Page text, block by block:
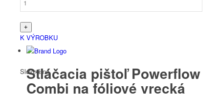
Slovenčina
Slovinčina
K VÝROBKU
Stláčacia pištoľ Powerflow
Combi na fóliové vrecká